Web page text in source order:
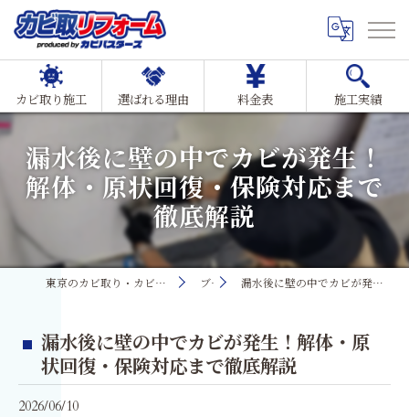
カビ取り施工 選ばれる理由 料金表 施工実績
漏水後に壁の中でカビが発生！
解体・原状回復・保険対応まで
徹底解説
東京のカビ取り・カビ対策ならMIST工法®カビ取リフォーム ブログ 漏水後に壁の中でカビが発生！解体・原状回復・保険対応まで徹底解説
漏水後に壁の中でカビが発生！解体・原
状回復・保険対応まで徹底解説
2026/06/10